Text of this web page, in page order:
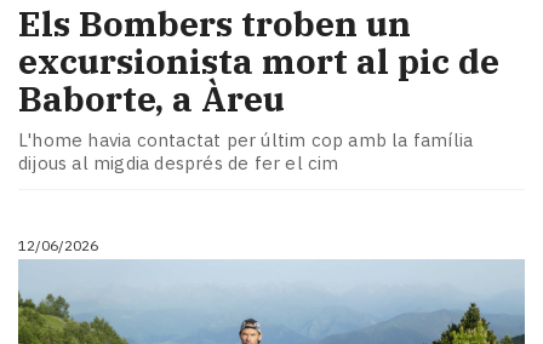
​Els Bombers troben un
excursionista mort al pic de
Baborte, a Àreu
L'home havia contactat per últim cop amb la família
dijous al migdia després de fer el cim
12/06/2026